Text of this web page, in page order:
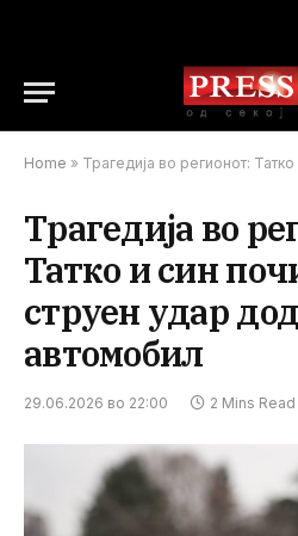
Home » Трагедија во регионот: Татко и син
Трагедија во
Татко и син
струен удар
автомобил
29.06.2026 во 22:00 2 Mins Read